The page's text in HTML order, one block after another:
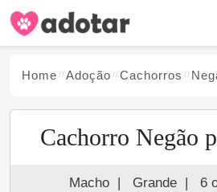
Home Adoção Cachorros
Cachorro Negão
Macho | Grande | 6